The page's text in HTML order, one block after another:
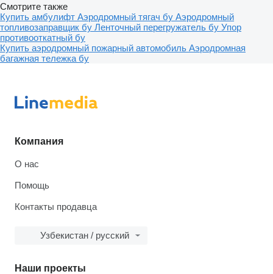
Смотрите также
Купить амбулифт Аэродромный тягач бу Аэродромный
топливозаправщик бу Ленточный перегружатель бу Упор
противооткатный бу
Купить аэродромный пожарный автомобиль Аэродромная
багажная тележка бу
Компания
О нас
Помощь
Контакты продавца
Узбекистан / русский
Наши проекты